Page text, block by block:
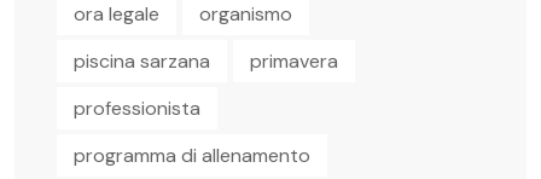
ora legale
organismo
piscina sarzana
primavera
professionista
programma di allenamento